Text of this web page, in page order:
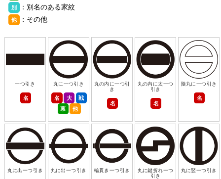
別 ：別名のある家紋
他 ：その他
一つ引き
名
丸に一つ引き
名 大
戦
幕
他
丸の内に一つ引
き
名
丸の内に太一つ
引き
名
陰丸に一つ引き
名
丸に出一つ引き 丸に出一つ引き 輪貫き一つ引き
丸に鍵折れ一つ
引き
丸に竪一つ引き